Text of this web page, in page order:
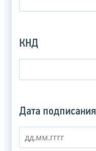
КНД
Дата подписания